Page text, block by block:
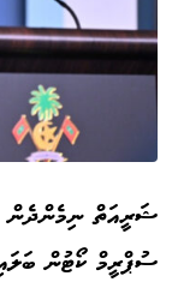
ޝަރީއަތް ނިމެންދެން
ސުޕްރީމް ކޯޓުން